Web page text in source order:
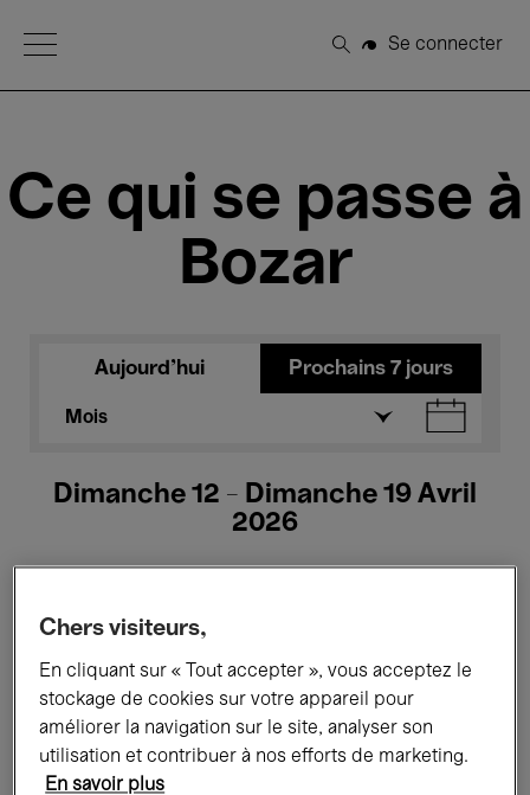
Open Menu
Rechercher
Se connecter
Ce qui se passe à
Bozar
Aujourd'hui Prochains 7 jours
Mois
Dimanche 12 - Dimanche 19 Avril
2026
Tous les événements Concerts
Expositions Films Performances
Rencontres & Débats
Chers visiteurs,
En cliquant sur « Tout accepter », vous acceptez le
stockage de cookies sur votre appareil pour
améliorer la navigation sur le site, analyser son
utilisation et contribuer à nos efforts de marketing.
En savoir plus